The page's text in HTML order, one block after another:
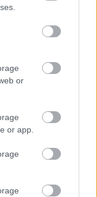
or
or app.
ukazuje, že
bunky
a
škorica môže